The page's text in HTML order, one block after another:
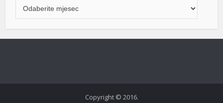
Copyright © 2016.